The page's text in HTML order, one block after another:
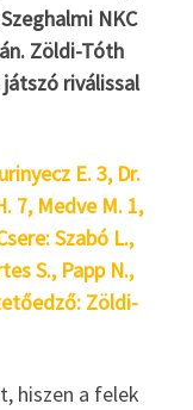
NKC
Zöldi-Tóth
riválissal
E. 3, Dr.
7, Medve M. 1,
Szabó L.,
S., Papp N.,
Zöldi-
hiszen a felek